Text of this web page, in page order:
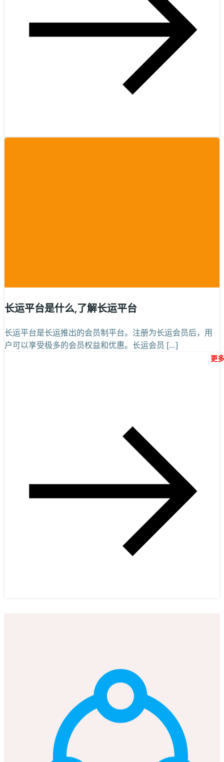
长运平台是什么,了解长运平台
长运平台是长运推出的会员制平台。注册为长运会员后，用
户可以享受极多的会员权益和优惠。长运会员 […]
更多